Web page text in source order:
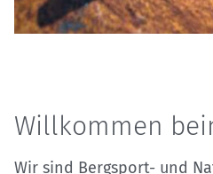
Willkommen
Wir sind Bergsport- und